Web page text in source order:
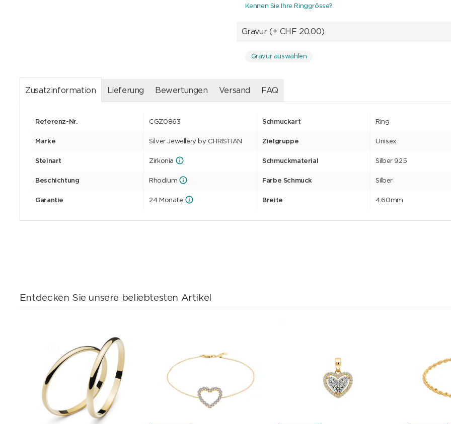
Kennen Sie Ihre Ringgrösse?
Gravur (+ CHF 20.00)
Gravur auswählen
Zusatzinformation Lieferung Bewertungen Versand FAQ
Referenz-Nr. CGZ0863 Schmuckart Ring
Marke Silver Jewellery by CHRISTIAN Zielgruppe Unisex
Steinart Zirkonia Schmuckmaterial Silber 925
Beschichtung Rhodium Farbe Schmuck Silber
Garantie 24 Monate Breite 4.60mm
Entdecken Sie unsere beliebtesten Artikel